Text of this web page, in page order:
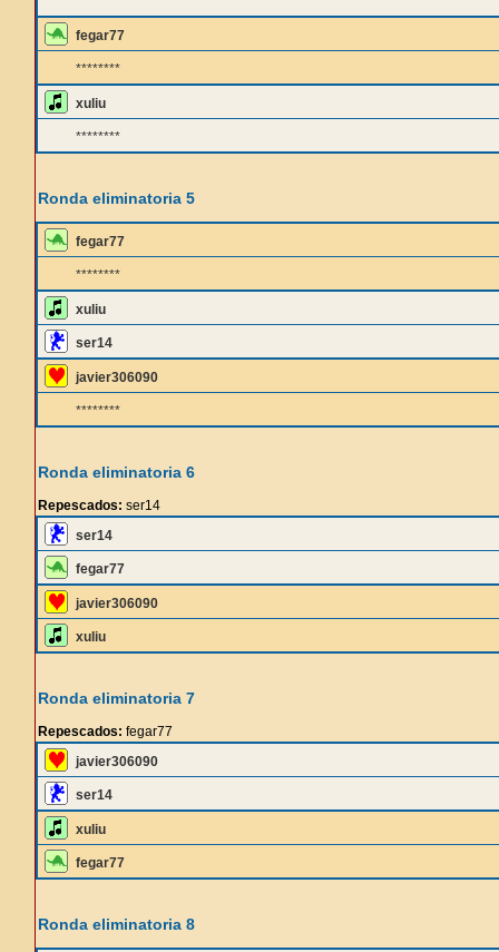
fegar77
********
xuliu
********
Ronda eliminatoria 5
fegar77
********
xuliu
ser14
javier306090
********
Ronda eliminatoria 6
Repescados: ser14
ser14
fegar77
javier306090
xuliu
Ronda eliminatoria 7
Repescados: fegar77
javier306090
ser14
xuliu
fegar77
Ronda eliminatoria 8